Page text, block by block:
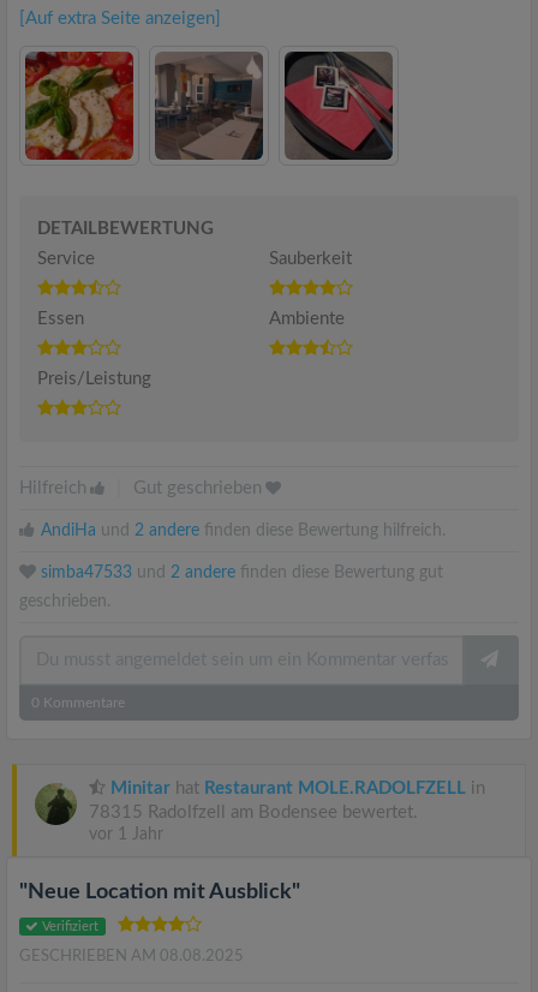
[Auf extra Seite anzeigen]
DETAILBEWERTUNG
Service
Sauberkeit
Essen Ambiente
Preis/Leistung
Hilfreich Gut geschrieben
AndiHa und 2 andere finden diese Bewertung hilfreich.
simba47533 und 2 andere finden diese Bewertung gut
geschrieben.
0 Kommentare
Minitar hat Restaurant MOLE.RADOLFZELL in
78315 Radolfzell am Bodensee bewertet.
vor 1 Jahr
"Neue Location mit Ausblick"
Verifiziert
GESCHRIEBEN AM 08.08.2025